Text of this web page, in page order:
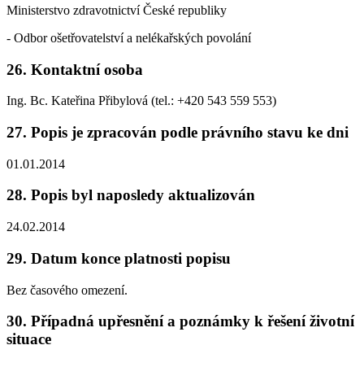
Ministerstvo zdravotnictví České republiky
- Odbor ošetřovatelství a nelékařských povolání
26. Kontaktní osoba
Ing. Bc. Kateřina Přibylová (tel.: +420 543 559 553)
27. Popis je zpracován podle právního stavu ke dni
01.01.2014
28. Popis byl naposledy aktualizován
24.02.2014
29. Datum konce platnosti popisu
Bez časového omezení.
30. Případná upřesnění a poznámky k řešení životní
situace